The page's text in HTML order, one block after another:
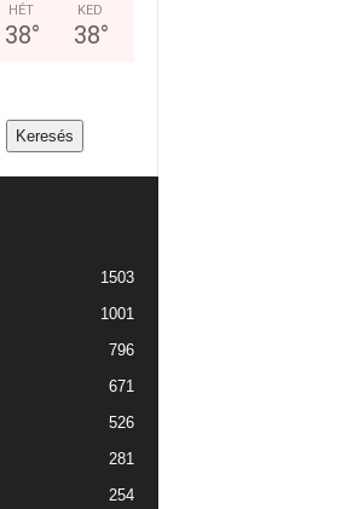
HÉT
38°
KED
38°
Keresés
1503
1001
796
671
526
281
254